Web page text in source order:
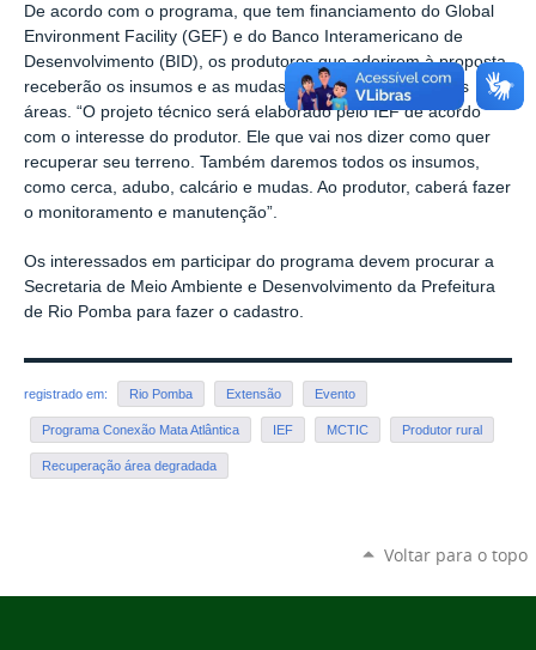
De acordo com o programa, que tem financiamento do Global
Environment Facility (GEF) e do Banco Interamericano de
Desenvolvimento (BID), os produtores que aderirem à proposta
receberão os insumos e as mudas para recuperarem suas
áreas. “O projeto técnico será elaborado pelo IEF de acordo
com o interesse do produtor. Ele que vai nos dizer como quer
recuperar seu terreno. Também daremos todos os insumos,
como cerca, adubo, calcário e mudas. Ao produtor, caberá fazer
o monitoramento e manutenção”.
Os interessados em participar do programa devem procurar a
Secretaria de Meio Ambiente e Desenvolvimento da Prefeitura
de Rio Pomba para fazer o cadastro.
registrado em: Rio Pomba Extensão Evento
Programa Conexão Mata Atlântica IEF MCTIC Produtor rural
Recuperação área degradada
Voltar para o topo